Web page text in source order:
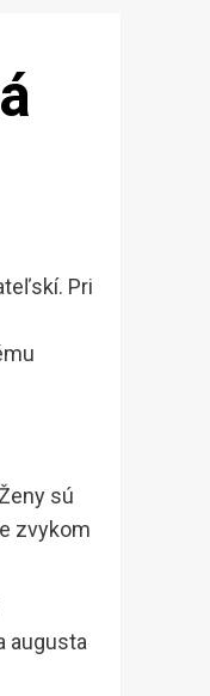
Pri
sú
zvykom
augusta